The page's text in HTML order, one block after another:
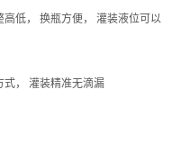
低， 换瓶方便， 灌装液位可以
， 灌装精准无滴漏